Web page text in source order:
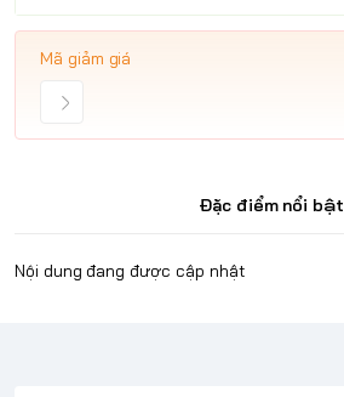
Mã giảm giá
Đặc điểm nổi bật
Nội dung đang được cập nhật